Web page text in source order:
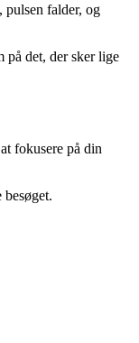
falder, og
på det, der sker lige
fokusere på din